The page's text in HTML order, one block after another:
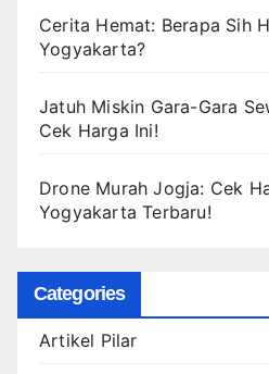
Cerita Hemat: Berapa Sih
Yogyakarta?
Jatuh Miskin Gara-Gara
Cek Harga Ini!
Drone Murah Jogja: Cek
Yogyakarta Terbaru!
Categories
Artikel Pilar